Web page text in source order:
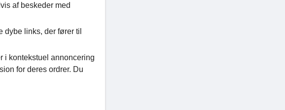
af beskeder med
links, der fører til
i kontekstuel annoncering
for deres ordrer. Du